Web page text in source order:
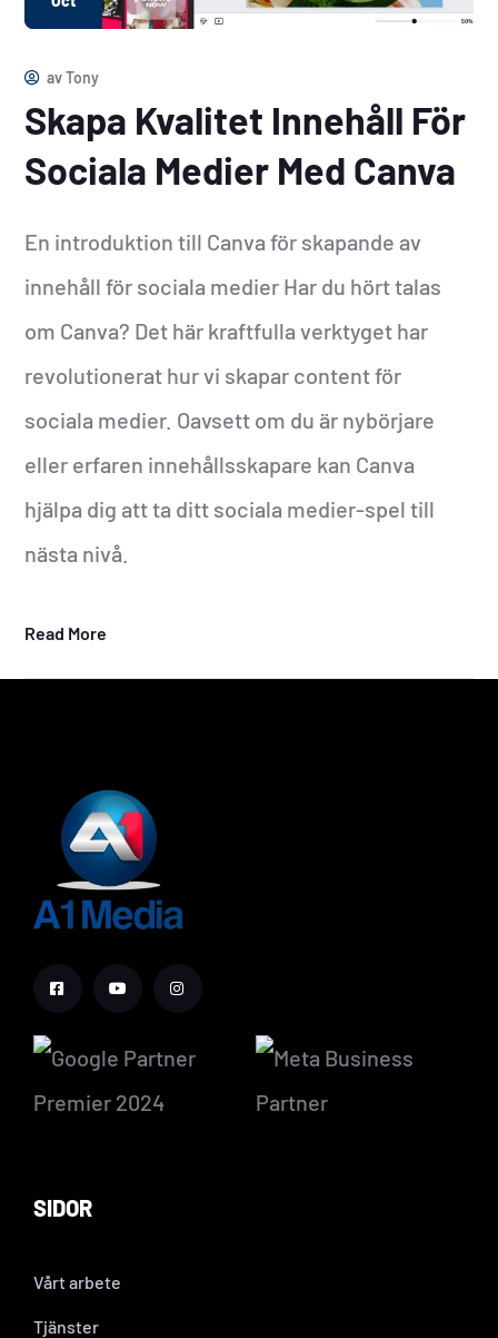
avTony
Skapa Kvalitet Innehåll För
Sociala Medier Med Canva
En introduktion till Canva för skapande av
innehåll för sociala medier Har du hört talas
om Canva? Det här kraftfulla verktyget har
revolutionerat hur vi skapar content för
sociala medier. Oavsett om du är nybörjare
eller erfaren innehållsskapare kan Canva
hjälpa dig att ta ditt sociala medier-spel till
nästa nivå.
Read More
SIDOR
Vårt arbete
Tjänster